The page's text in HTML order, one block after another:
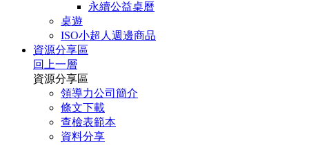
永續公益桌曆
桌遊
ISO小超人週邊商品
資源分享區
回上一層
資源分享區
領導力公司簡介
條文下載
查檢表範本
資料分享